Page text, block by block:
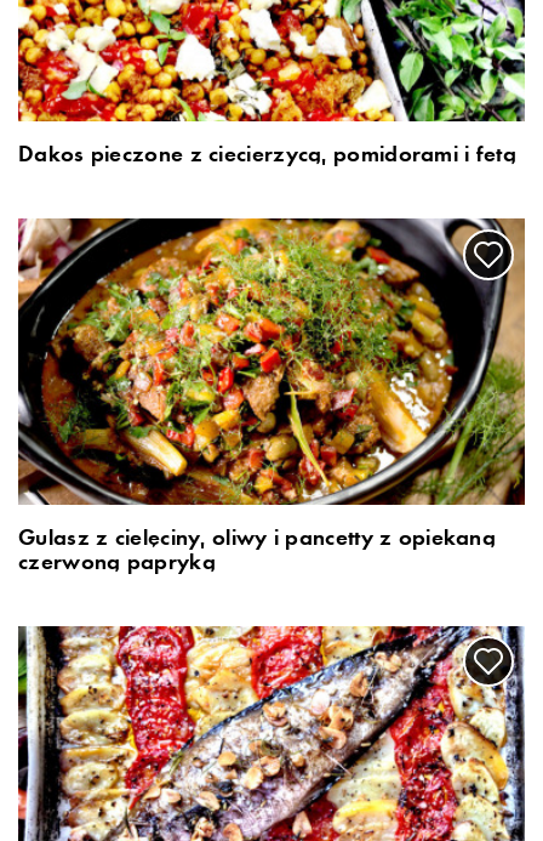
Dakos pieczone z ciecierzycą, pomidorami i fetą
Gulasz z cielęciny, oliwy i pancetty z opiekaną
czerwoną papryką